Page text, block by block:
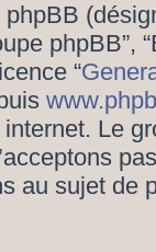
“
Le
au sujet de